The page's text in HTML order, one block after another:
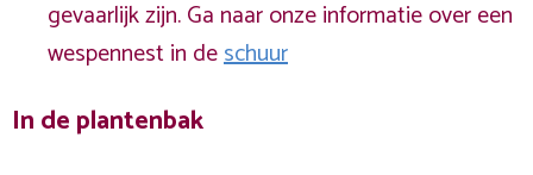
gevaarlijk zijn. Ga naar onze informatie over een
wespennest in deschuur
In de plantenbak